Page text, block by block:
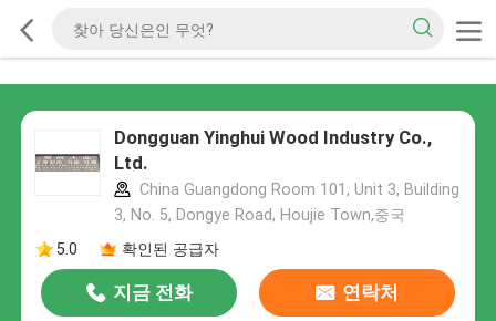
Dongguan Yinghui Wood Industry Co.,
Ltd.
China Guangdong Room 101, Unit 3, Building
3, No. 5, Dongye Road, Houjie Town,중국
5.0
확인된 공급자
지금 전화 연락처